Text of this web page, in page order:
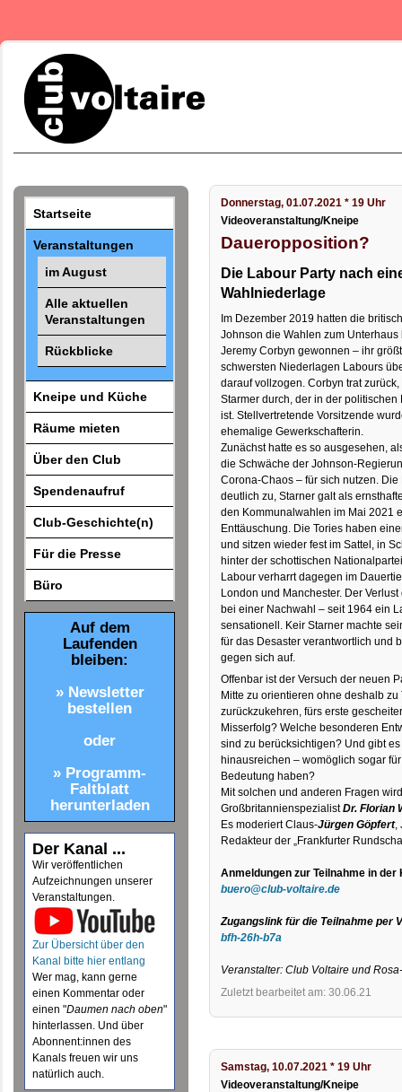
Startseite
Veranstaltungen
im August
Alle aktuellen
Veranstaltungen
Rückblicke
Kneipe und Küche
Räume mieten
Über den Club
Spendenaufruf
Club-Geschichte(n)
Für die Presse
Büro
Auf dem
Laufenden
bleiben:
» Newsletter
bestellen
oder
» Programm-
Faltblatt
herunterladen
Der Kanal ...
Wir veröffentlichen
Aufzeichnungen unserer
Veranstaltungen.
Zur Übersicht über den
Kanal bitte hier entlang
Wer mag, kann gerne
einen Kommentar oder
einen "Daumen nach oben"
hinterlassen. Und über
Abonnent:innen des
Kanals freuen wir uns
natürlich auch.
Donnerstag, 01.07.2021 * 19 Uhr
Videoveranstaltung/Kneipe
Daueropposition?
Die Labour Party nach
Wahlniederlage
Im Dezember 2019 hatten die
Johnson die Wahlen zum
Jeremy Corbyn gewonnen – ihr
schwersten Niederlagen Labours
darauf vollzogen. Corbyn trat
Starmer durch, der in der
ist. Stellvertretende Vorsitzende
ehemalige Gewerkschafterin.
Zunächst hatte es so ausgesehen,
die Schwäche der Johnson-
Corona-Chaos – für sich nutzen.
deutlich zu, Starner galt als
den Kommunalwahlen im Mai 2021
Enttäuschung. Die Tories haben
und sitzen wieder fest im Sattel, in
hinter der schottischen
Labour verharrt dagegen im
London und Manchester. Der
bei einer Nachwahl – seit 1964 ein
sensationell. Keir Starner machte
für das Desaster verantwortlich und
gegen sich auf.
Offenbar ist der Versuch der neuen
Mitte zu orientieren ohne deshalb zu
zurückzukehren, fürs erste
Misserfolg? Welche besonderen
sind zu berücksichtigen? Und gibt
hinausreichen – womöglich sogar
Bedeutung haben?
Mit solchen und anderen Fragen
GroßbritannienspezialistDr. Florian
Es moderiert Claus-Jürgen Göpfert,
Redakteur der „Frankfurter
Anmeldungen zur Teilnahme in der
buero@club-voltaire.de
Zugangslink für die Teilnahme per
bfh-26h-b7a
Veranstalter: Club Voltaire und
Zuletzt bearbeitet am: 30.06.21
Samstag, 10.07.2021 * 19 Uhr
Videoveranstaltung/Kneipe